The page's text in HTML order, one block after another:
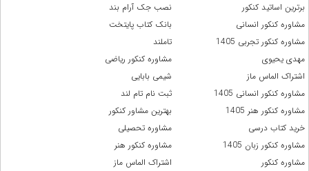
برترین اساتید کنکور
نصب جک آرام بند
مشاوره کنکور انسانی
بانک کتاب پایتخت
مشاوره کنکور تجربی 1405
تاملند
مهدی یحیوی
مشاوره کنکور ریاضی
اشتراک الماس ماز
شیمی بابایی
مشاوره کنکور انسانی 1405
ثبت نام تام لند
مشاوره کنکور هنر 1405
بهترین مشاور کنکور
خرید کتاب درسی
مشاوره تحصیلی
مشاوره کنکور زبان 1405
مشاوره کنکور هنر
مشاوره کنکور
اشتراک الماس ماز